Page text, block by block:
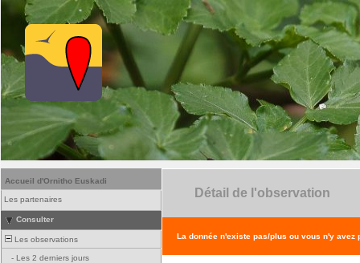
Accueil d'Ornitho Euskadi
Les partenaires
Consulter
Les observations
- Les 2 derniers jours
Détail de l'observation
La donnée n'existe pas/plus ou vous n'y avez